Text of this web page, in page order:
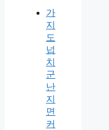
가
지
도
넙
치
군
난
지
면
커